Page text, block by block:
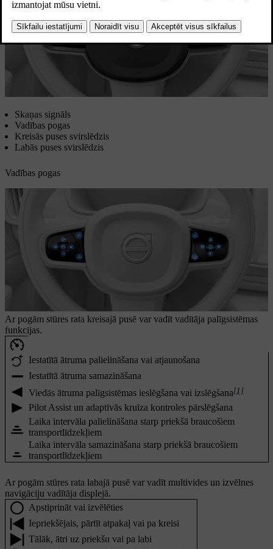
Skaņas signāls
Vadības pogas
Kreisās puses svirslēdzis
Labās puses svirslēdzis
Vadības pogas
Ar pogām stūres rata kreisajā pusē var vadīt vadītāja palīgsistēmas
funkcijas.
Iestatītā ātruma palielināšana vai atjaunošana
Iestatītā ātruma samazināšana
Viedās ātruma palīgsistēmas ieslēgšana vai izslēgšana[1]
Pilot Assist un adaptīvās kruīza kontroles pārslēgšana
Laika intervāla palielināšana starp priekšā braucošiem
transportlīdzekļiem
Laika intervāla samazināšana starp priekšā braucošiem
transportlīdzekļiem
Ar pogām stūres rata labajā pusē var vadīt multivides un izvēlnes
navigāciju vadītāja displejā.
Apstiprināt vai izvēlēties
Iepriekšējais, pārtīt atpakaļ vai pa kreisi
Tālāk, ātri uz priekšu vai pa labi